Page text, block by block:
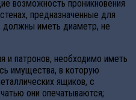
возможность проникновения
предназначенные для
должны иметь диаметр, не
и патронов, необходимо иметь
имущества, в которую
ящиков, с
они опечатываются;